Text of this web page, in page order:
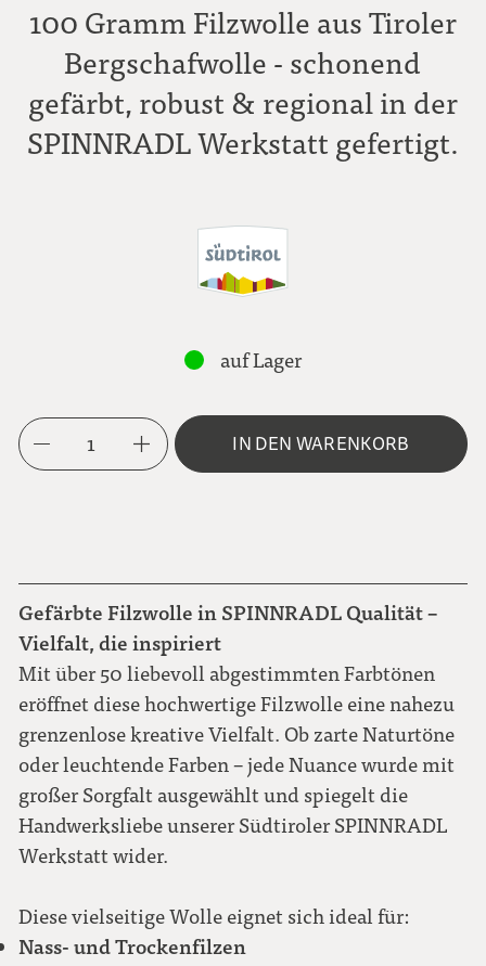
100 Gramm Filzwolle aus Tiroler
Bergschafwolle - schonend
gefärbt, robust & regional in der
SPINNRADL Werkstatt gefertigt.
auf Lager
1 IN DEN WARENKORB
Gefärbte Filzwolle in SPINNRADL Qualität –
Vielfalt, die inspiriert
Mit über 50 liebevoll abgestimmten Farbtönen
eröffnet diese hochwertige Filzwolle eine nahezu
grenzenlose kreative Vielfalt. Ob zarte Naturtöne
oder leuchtende Farben – jede Nuance wurde mit
großer Sorgfalt ausgewählt und spiegelt die
Handwerksliebe unserer Südtiroler SPINNRADL
Werkstatt wider.
Diese vielseitige Wolle eignet sich ideal für:
Nass- und Trockenfilzen